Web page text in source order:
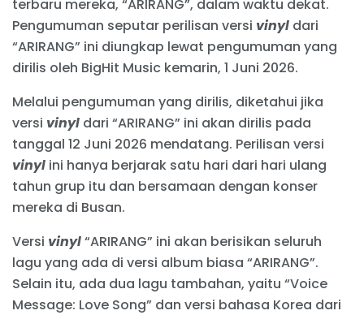
terbaru mereka, “ARIRANG”, dalam waktu dekat.
Pengumuman seputar perilisan versi vinyl dari
“ARIRANG” ini diungkap lewat pengumuman yang
dirilis oleh BigHit Music kemarin, 1 Juni 2026.
Melalui pengumuman yang dirilis, diketahui jika
versi vinyl dari “ARIRANG” ini akan dirilis pada
tanggal 12 Juni 2026 mendatang. Perilisan versi
vinyl ini hanya berjarak satu hari dari hari ulang
tahun grup itu dan bersamaan dengan konser
mereka di Busan.
Versi vinyl“ARIRANG” ini akan berisikan seluruh
lagu yang ada di versi album biasa “ARIRANG”.
Selain itu, ada dua lagu tambahan, yaitu “Voice
Message: Love Song” dan versi bahasa Korea dari